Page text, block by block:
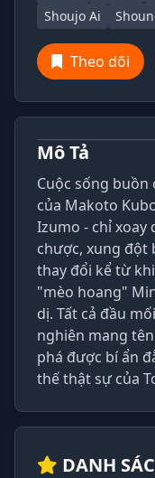
Shoujo Ai
Theo dõi
Mô Tả
Cuộc sống
của Makoto
Izumo - chỉ xoay
chược, xung đột
thay đổi kể từ
"mèo hoang"
dị. Tất cả đầu
nghiên mang
phá được bí ẩn
thế thật sự của
DANH